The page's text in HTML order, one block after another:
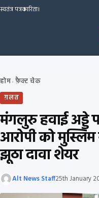
Skip to content
स्वतंत्र पत्रकारिता।
होम› फ़ैक्ट चेक
ग़लत
मंगलुरु हवाई अड्डे
आरोपी को
झूठा दावा शेयर
Alt News Staff25th January